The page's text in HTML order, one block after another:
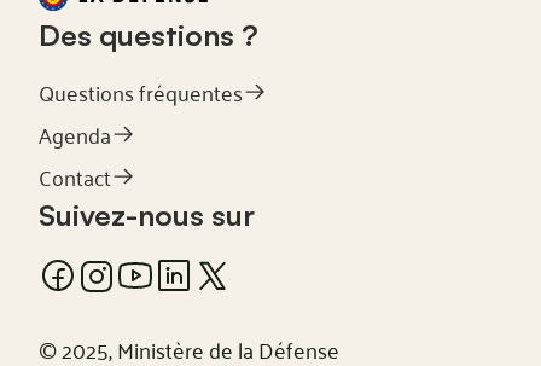
Des questions ?
Questions fréquentes
Agenda
Contact
Suivez-nous sur
© 2025, Ministère de la Défense